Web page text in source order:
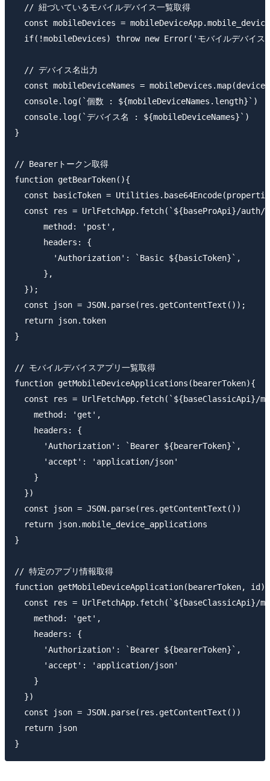
  // 紐づいているモバイルデバイス一覧取得
const mobileDevices =
if(!mobileDevices) throw new Error('モバイルデバイス
  // デバイス名出力
const mobileDeviceNames = mobileDevices.map(device
  console.log(`個数 : ${mobileDeviceNames.length}`)
  console.log(`デバイス名 : ${mobileDeviceNames}`)
}
// Bearerトークン取得
function getBearToken(){
const basicToken =
const res = UrlFetchApp.fetch(`${baseProApi}/auth/
      method: 'post',
      headers: {
        'Authorization': `Basic ${basicToken}`,
      },
  });
  const json = JSON.parse(res.getContentText());
  return json.token
}
// モバイルデバイスアプリ一覧取得
function getMobileDeviceApplications(bearerToken){
const res = UrlFetchApp.fetch(`${baseClassicApi}/
    method: 'get',
    headers: {
      'Authorization': `Bearer ${bearerToken}`,
      'accept': 'application/json'
    }
  })
  const json = JSON.parse(res.getContentText())
  return json.mobile_device_applications
}
// 特定のアプリ情報取得
function getMobileDeviceApplication(bearerToken, id){
const res = UrlFetchApp.fetch(`${baseClassicApi}/
    method: 'get',
    headers: {
      'Authorization': `Bearer ${bearerToken}`,
      'accept': 'application/json'
    }
  })
  const json = JSON.parse(res.getContentText())
  return json